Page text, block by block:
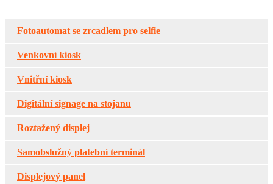
Fotoautomat se zrcadlem pro selfie
Venkovní kiosk
Vnitřní kiosk
Digitální signage na stojanu
Roztažený displej
Samobslužný platební terminál
Displejový panel